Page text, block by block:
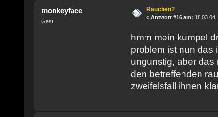
monkeyface
Gast
Rauchen?
« Antwort #16 am: 18.03.04,
hmm mein kumpel
problem ist nun
ungünstig, aber das
den betreffenden
zweifelsfall ihnen